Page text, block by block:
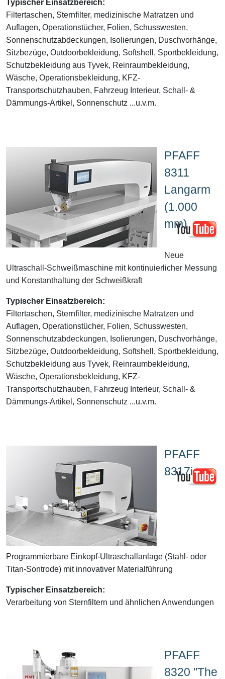
Typischer Einsatzbereich:
Filtertaschen, Sternfilter, medizinische Matratzen und
Auflagen, Operationstücher, Folien, Schusswesten,
Sonnenschutzabdeckungen, Isolierungen, Duschvorhänge,
Sitzbezüge, Outdoorbekleidung, Softshell, Sportbekleidung,
Schutzbekleidung aus Tyvek, Reinraumbekleidung,
Wäsche, Operationsbekleidung, KFZ-
Transportschutzhauben, Fahrzeug Interieur, Schall- &
Dämmungs-Artikel, Sonnenschutz ...u.v.m.
PFAFF
8311
Langarm
(1.000
mm)
Neue
Ultraschall-Schweißmaschine mit kontinuierlicher Messung
und Konstanthaltung der Schweißkraft
Typischer Einsatzbereich:
Filtertaschen, Sternfilter, medizinische Matratzen und
Auflagen, Operationstücher, Folien, Schusswesten,
Sonnenschutzabdeckungen, Isolierungen, Duschvorhänge,
Sitzbezüge, Outdoorbekleidung, Softshell, Sportbekleidung,
Schutzbekleidung aus Tyvek, Reinraumbekleidung,
Wäsche, Operationsbekleidung, KFZ-
Transportschutzhauben, Fahrzeug Interieur, Schall- &
Dämmungs-Artikel, Sonnenschutz ...u.v.m.
PFAFF
8317i
Programmierbare Einkopf-Ultraschallanlage (Stahl- oder
Titan-Sontrode) mit innovativer Materialführung
Typischer Einsatzbereich:
Verarbeitung von Sternfiltern und ähnlichen Anwendungen
PFAFF
8320 "The